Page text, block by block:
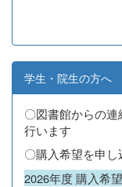
学生・院生の方へ
〇図書館からの
行います
〇購入希望を申し
2026年度 購入希